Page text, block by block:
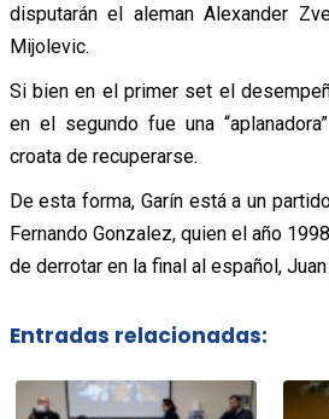
disputarán el aleman Alexander
Mijolevic.
Si bien en el primer set el
en el segundo fue una
croata de recuperarse.
De esta forma, Garín está a un
Fernando Gonzalez, quien el año
de derrotar en la final al español,
Entradas relacionadas: